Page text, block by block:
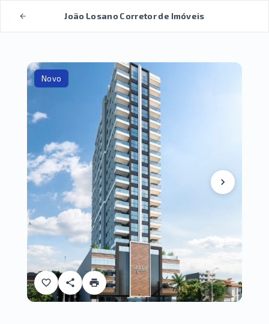
João Losano Corretor de Imóveis
Novo